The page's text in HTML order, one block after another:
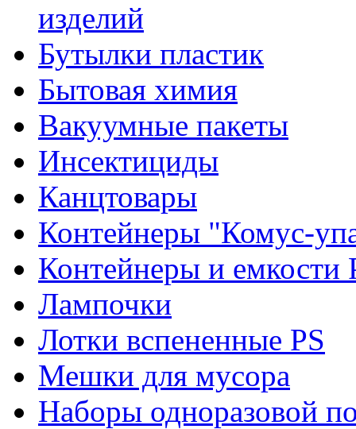
изделий
Бутылки пластик
Бытовая химия
Вакуумные пакеты
Инсектициды
Канцтовары
Контейнеры "Комус-
Контейнеры и емкости
Лампочки
Лотки вспененные PS
Мешки для мусора
Наборы одноразовой